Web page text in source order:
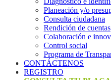
Planeación y/o
Consulta ciudadana
Rendición de cuentas
Colaboración e
Control social
Programa de
CONTÁCTENOS
REGISTRO